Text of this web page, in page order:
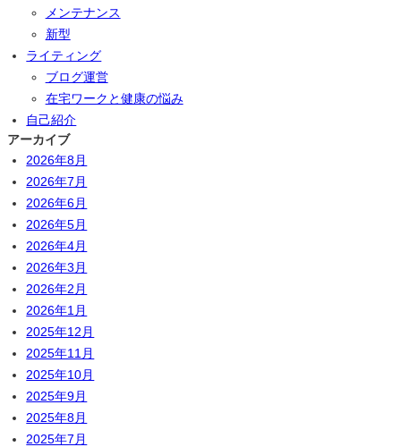
メンテナンス
新型
ライティング
ブログ運営
在宅ワークと健康の悩み
自己紹介
アーカイブ
2026年8月
2026年7月
2026年6月
2026年5月
2026年4月
2026年3月
2026年2月
2026年1月
2025年12月
2025年11月
2025年10月
2025年9月
2025年8月
2025年7月